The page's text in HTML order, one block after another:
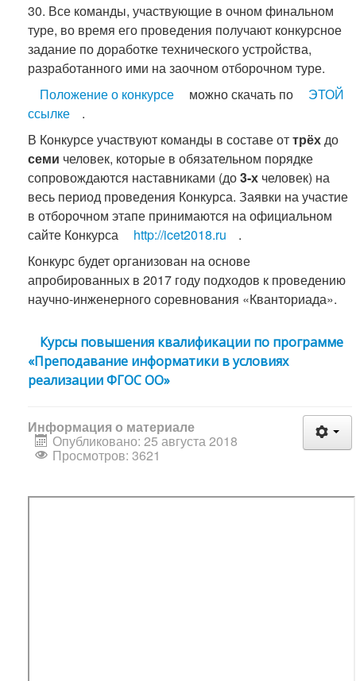
30. Все команды, участвующие в очном финальном
туре, во время его проведения получают конкурсное
задание по доработке технического устройства,
разработанного ими на заочном отборочном туре.
Положение о конкурсе
можно скачать по
ЭТОЙ
ссылке
.
В Конкурсе участвуют команды в составе оттрёх до
семи человек, которые в обязательном порядке
сопровождаются наставниками (до3-х человек) на
весь период проведения Конкурса. Заявки на участие
в отборочном этапе принимаются на официальном
сайте Конкурса
http://icet2018.ru
.
Конкурс будет организован на основе
апробированных в 2017 году подходов к проведению
научно-инженерного соревнования «Кванториада».
Курсы повышения квалификации по программе
«Преподавание информатики в условиях
реализации ФГОС ОО»
Информация о материале
Опубликовано: 25 августа 2018
Просмотров: 3621